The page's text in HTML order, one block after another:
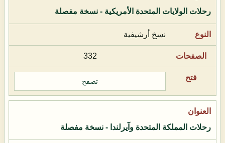
رحلات الولايات المتحدة الأمريكية - نسخة مفصلة
نسخ أرشيفية
332
تصفح
رحلات المملكة المتحدة وآيرلندا - نسخة مفصلة